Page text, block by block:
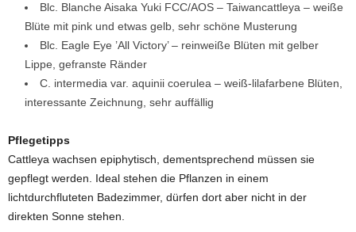
Blc. Blanche Aisaka Yuki FCC/AOS – Taiwancattleya – weiße
Blüte mit pink und etwas gelb, sehr schöne Musterung
Blc. Eagle Eye ’All Victory’ – reinweiße Blüten mit gelber
Lippe, gefranste Ränder
C. intermedia var. aquinii coerulea – weiß-lilafarbene Blüten,
interessante Zeichnung, sehr auffällig
Pflegetipps
Cattleya wachsen epiphytisch, dementsprechend müssen sie
gepflegt werden. Ideal stehen die Pflanzen in einem
lichtdurchfluteten Badezimmer, dürfen dort aber nicht in der
direkten Sonne stehen.